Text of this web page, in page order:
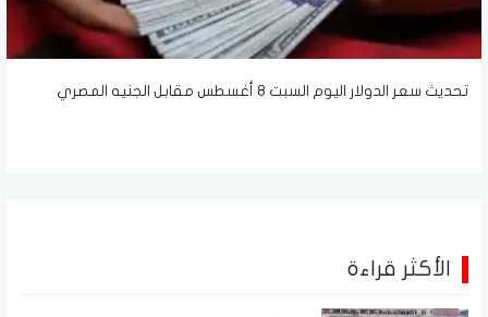
تحديث سعر الدولار اليوم السبت 8 أغسطس مقابل الجنيه المصري
الأكثر قراءة